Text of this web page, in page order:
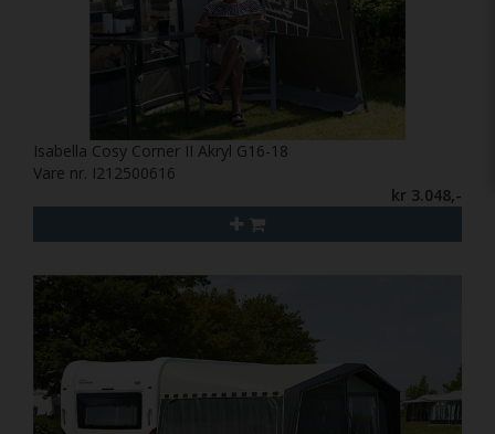
Isabella Cosy Corner II Akryl G16-18
Vare nr. I212500616
kr 3.048,-